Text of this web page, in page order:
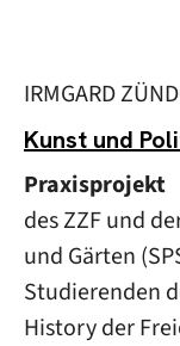
IRMGARD
Kunst und
Praxisprojekt
des ZZF und
und Gärten
Studierenden
History der